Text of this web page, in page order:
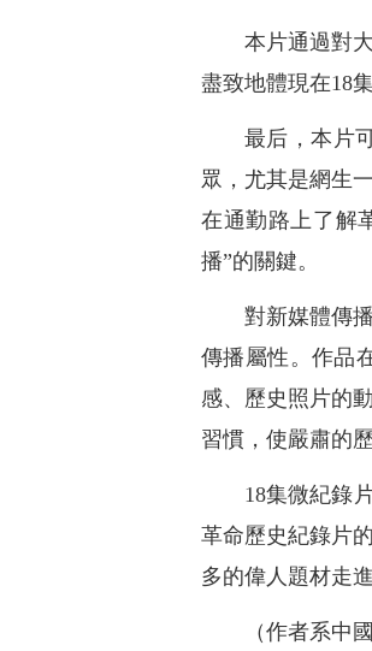
本片通過對
盡致地體現在18
最后，本片
眾，尤其是網生
在通勤路上了解
播”的關鍵。
對新媒體傳
傳播屬性。作品
感、歷史照片的
習慣，使嚴肅的
18集微紀錄
革命歷史紀錄片
多的偉人題材走
（作者系中